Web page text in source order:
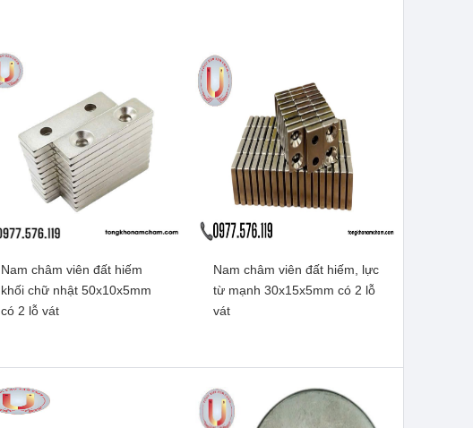
Nam châm viên đất hiếm
khối chữ nhật 50x10x5mm
có 2 lỗ vát
Nam châm viên đất hiếm, lực
từ mạnh 30x15x5mm có 2 lỗ
vát